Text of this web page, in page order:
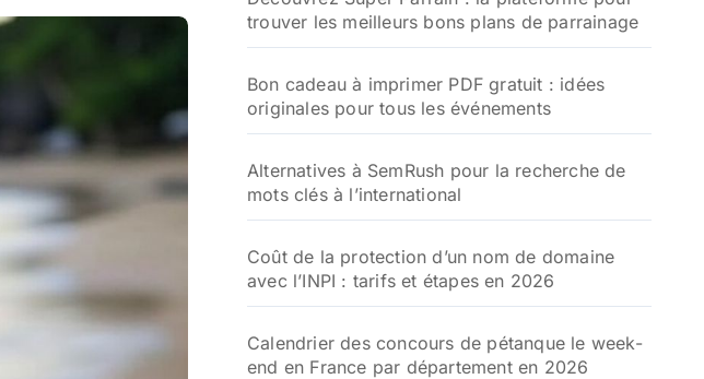
r
trouver les meilleurs bons plans de parrainage
Bon cadeau à imprimer PDF gratuit : idées
originales pour tous les événements
Alternatives à SemRush pour la recherche de
mots clés à l’international
Coût de la protection d’un nom de domaine
avec l’INPI : tarifs et étapes en 2026
Calendrier des concours de pétanque le week-
end en France par département en 2026